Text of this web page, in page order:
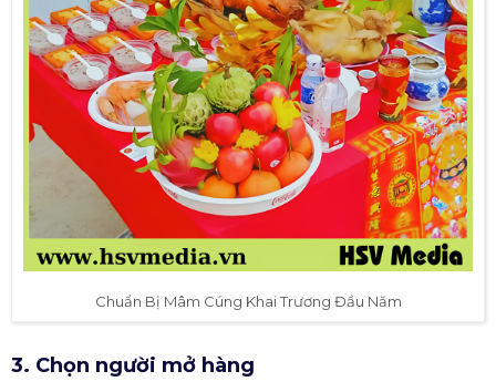
Chuẩn Bị Mâm Cúng Khai Trương Đầu Năm
3. Chọn người mở hàng